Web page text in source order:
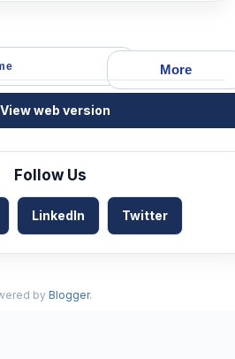
More
View web version
Follow Us
LinkedIn Twitter
byBlogger.